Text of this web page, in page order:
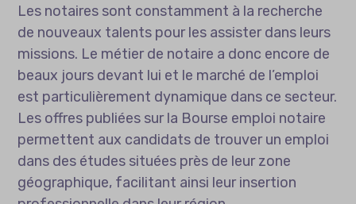
Les notaires sont constamment à la recherche
de nouveaux talents pour les assister dans leurs
missions. Le métier de notaire a donc encore de
beaux jours devant lui et le marché de l’emploi
est particulièrement dynamique dans ce secteur.
Les offres publiées sur la Bourse emploi notaire
permettent aux candidats de trouver un emploi
dans des études situées près de leur zone
géographique, facilitant ainsi leur insertion